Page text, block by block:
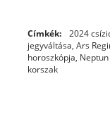
Címkék: 2024
jegyváltása, Ars
horoszkópja,
korszak